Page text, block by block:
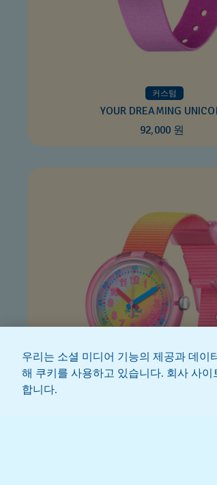
커스텀
YOUR DREAMING
92,000 원
우리는 소셜 미디어 기능의 제공과 데이
해 쿠키를 사용하고 있습니다. 회사 사
합니다.